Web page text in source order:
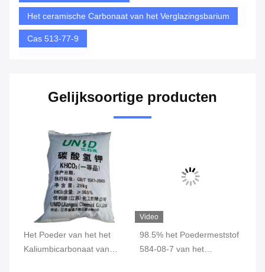
Het ceramische Carbonaat van het Verglazingsbarium
Cas 513-77-9
Gelijksoortige producten
Het Poeder van het het
Kaliumbicarbonaat van
Video
98.5% het Poedermeststof
584-08-7 van het